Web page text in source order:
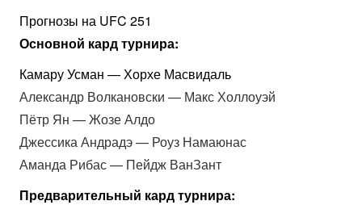
Прогнозы на UFC 251
Основной кард турнира:
Камару Усман — Хорхе Масвидаль
Александр Волкановски — Макс Холлоуэй
Пётр Ян — Жозе Алдо
Джессика Андрадэ — Роуз Намаюнас
Аманда Рибас — Пейдж ВанЗант
Предварительный кард турнира: